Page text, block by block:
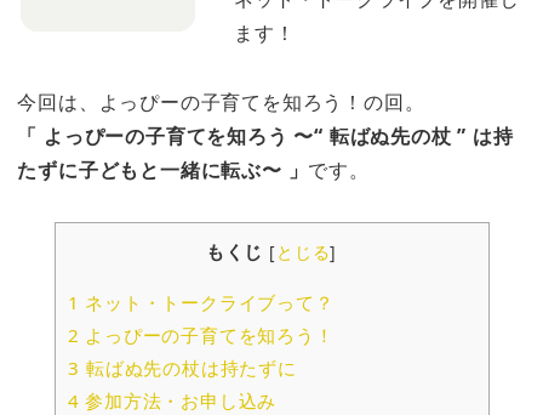
ます！
今回は、よっぴーの子育てを知ろう！の回。
「 よっぴーの子育てを知ろう 〜“ 転ばぬ先の杖 ” は持
たずに子どもと一緒に転ぶ〜 」 です。
もくじ [とじる]
1 ネット・トークライブって？
2 よっぴーの子育てを知ろう！
3 転ばぬ先の杖は持たずに
4 参加方法・お申し込み